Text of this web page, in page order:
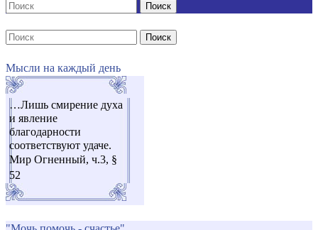
Поиск
Поиск
Мысли на каждый день
…Лишь смирение духа
и явление
благодарности
соответствуют удаче.
Мир Огненный, ч.3, §
52